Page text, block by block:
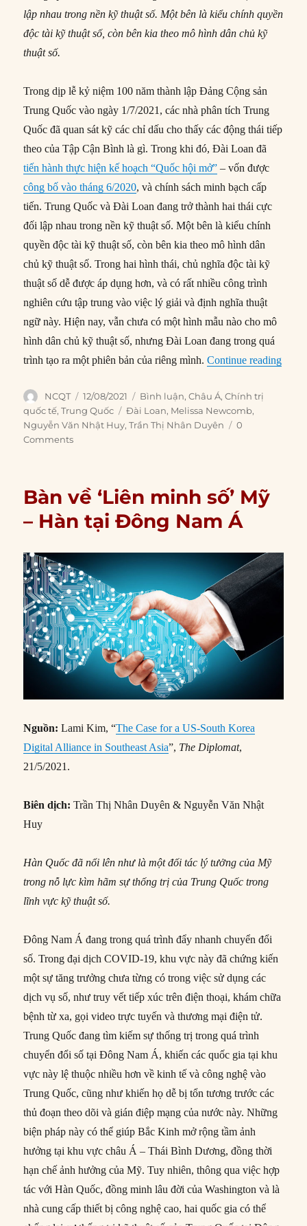
lập nhau trong nền kỹ thuật số. Một bên là kiểu chính quyền
độc tài kỹ thuật số, còn bên kia theo mô hình dân chủ kỹ
thuật số.
Trong dịp lễ kỷ niệm 100 năm thành lập Đảng Cộng sản
Trung Quốc vào ngày 1/7/2021, các nhà phân tích Trung
Quốc đã quan sát kỹ các chỉ dấu cho thấy các động thái tiếp
theo của Tập Cận Bình là gì. Trong khi đó, Đài Loan đã
tiến hành thực hiện kế hoạch “Quốc hội mở” – vốn được
công bố vào tháng 6/2020, và chính sách minh bạch cấp
tiến. Trung Quốc và Đài Loan đang trở thành hai thái cực
đối lập nhau trong nền kỹ thuật số. Một bên là kiểu chính
quyền độc tài kỹ thuật số, còn bên kia theo mô hình dân
chủ kỹ thuật số. Trong hai hình thái, chủ nghĩa độc tài kỹ
thuật số dễ được áp dụng hơn, và có rất nhiều công trình
nghiên cứu tập trung vào việc lý giải và định nghĩa thuật
ngữ này. Hiện nay, vẫn chưa có một hình mẫu nào cho mô
hình dân chủ kỹ thuật số, nhưng Đài Loan đang trong quá
trình tạo ra một phiên bản của riêng mình.Continue reading“Đài
Author
NCQT
Posted
on
12/08/2021 Categories
Bình luận,Châu Á,Chính trị
quốc tế,Trung Quốc Tags
Đài Loan, Melissa Newcomb,
Nguyễn Văn Nhật Huy,Trần Thị Nhân Duyên
0
Comments
Bàn về ‘Liên minh số’ Mỹ
– Hàn tại Đông Nam Á
Nguồn: Lami Kim, “The Case for a US-South Korea
Digital Alliance in Southeast Asia”, The Diplomat,
21/5/2021.
Biên dịch: Trần Thị Nhân Duyên & Nguyễn Văn Nhật
Huy
Hàn Quốc đã nổi lên như là một đối tác lý tưởng của Mỹ
trong nỗ lực kìm hãm sự thống trị của Trung Quốc trong
lĩnh vực kỹ thuật số.
Đông Nam Á đang trong quá trình đẩy nhanh chuyển đổi
số. Trong đại dịch COVID-19, khu vực này đã chứng kiến
một sự tăng trưởng chưa từng có trong việc sử dụng các
dịch vụ số, như truy vết tiếp xúc trên điện thoại, khám chữa
bệnh từ xa, gọi video trực tuyến và thương mại điện tử.
Trung Quốc đang tìm kiếm sự thống trị trong quá trình
chuyển đổi số tại Đông Nam Á, khiến các quốc gia tại khu
vực này lệ thuộc nhiều hơn về kinh tế và công nghệ vào
Trung Quốc, cũng như khiến họ dễ bị tổn tương trước các
thủ đoạn theo dõi và gián điệp mạng của nước này. Những
biện pháp này có thể giúp Bắc Kinh mở rộng tầm ảnh
hưởng tại khu vực châu Á – Thái Bình Dương, đồng thời
hạn chế ảnh hưởng của Mỹ. Tuy nhiên, thông qua việc hợp
tác với Hàn Quốc, đồng minh lâu đời của Washington và là
nhà cung cấp thiết bị công nghệ cao, hai quốc gia có thể